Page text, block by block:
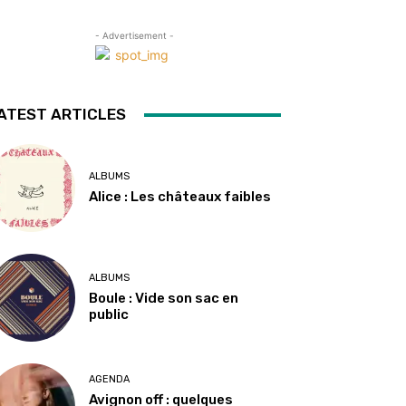
- Advertisement -
ARTICLES
ALBUMS
Alice : Les châteaux faibles
ALBUMS
Boule : Vide son sac en
public
AGENDA
Avignon off : quelques